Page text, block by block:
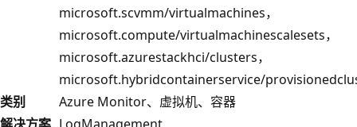
microsoft.scvmm/virtualmachines，
microsoft.compute/virtualmachinescalesets，
microsoft.azurestackhci/clusters，
microsoft.hybridcontainerservice/
类别
Azure Monitor、虚拟机、容器
解决方案 LogManagement